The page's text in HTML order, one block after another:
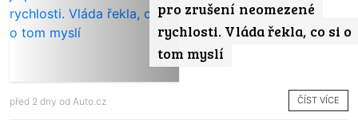
pro zrušení neomezené
rychlosti. Vláda řekla, co si o
tom myslí
před 2 dny od Auto.cz ČÍST VÍCE